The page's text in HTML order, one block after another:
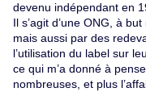
devenu indépendant en
Il s’agit d’une ONG, à
mais aussi par des
l’utilisation du label sur
ce qui m’a donné à
nombreuses, et plus